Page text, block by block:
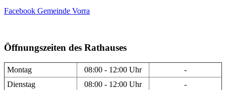
Facebook Gemeinde Vorra
Öffnungszeiten des Rathauses
Montag 08:00 - 12:00 Uhr
-
Dienstag
08:00 - 12:00 Uhr -